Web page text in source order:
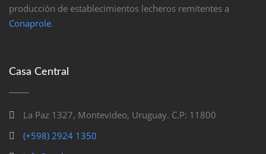
producción de establecimientos lecheros remitentes a
Conaprole.
Casa Central
La Paz 1327, Montevideo, Uruguay. C.P: 11800
(+598) 2924 1350